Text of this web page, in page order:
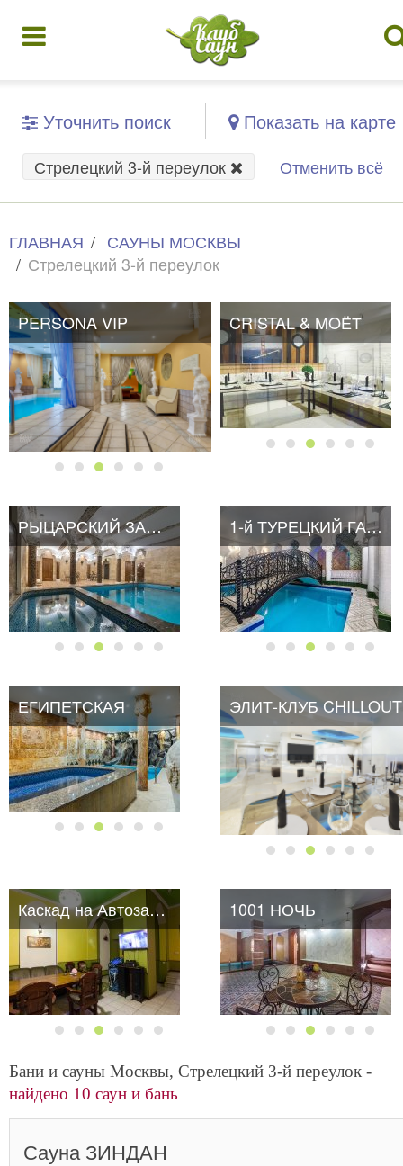
Уточнить поиск Показать на карте
Стрелецкий 3-й переулок Отменить всё
ГЛАВНАЯ
САУНЫ МОСКВЫ
Стрелецкий 3-й переулок
PERSONA VIP CRISTAL & MOЁТ
РЫЦАРСКИЙ ЗАМОК 1-й ТУРЕЦКИЙ ГАМБИТ
ЕГИПЕТСКАЯ ЭЛИТ-КЛУБ CHILLOUT
Каскад на Автозаводской 1001 НОЧЬ
Бани и сауны Москвы, Стрелецкий 3-й переулок -
найдено 10 саун и бань
Сауна ЗИНДАН